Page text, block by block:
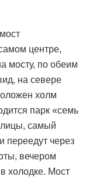
центре,
мосту, по обеим
на севере
холм
парк «семь
самый
переедут через
вечером
холодке. Мост